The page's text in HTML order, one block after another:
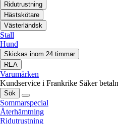
Ridutrustning
Hästskötare
Västerländsk
Stall
Hund
Skickas inom 24 timmar
REA
Varumärken
Kundservice i Frankrike Säker
Sök
Sommarspecial
Återhämtning
Ridutrustning